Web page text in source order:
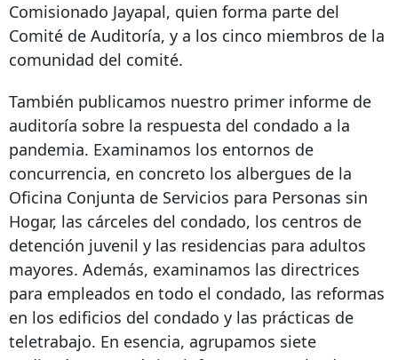
Comisionado Jayapal, quien forma parte del
Comité de Auditoría, y a los cinco miembros de la
comunidad del comité.
También publicamos nuestro primer informe de
auditoría sobre la respuesta del condado a la
pandemia. Examinamos los entornos de
concurrencia, en concreto los albergues de la
Oficina Conjunta de Servicios para Personas sin
Hogar, las cárceles del condado, los centros de
detención juvenil y las residencias para adultos
mayores. Además, examinamos las directrices
para empleados en todo el condado, las reformas
en los edificios del condado y las prácticas de
teletrabajo. En esencia, agrupamos siete